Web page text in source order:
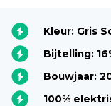
Kleur: Gris
Bijtelling:
Bouwjaar:
100%